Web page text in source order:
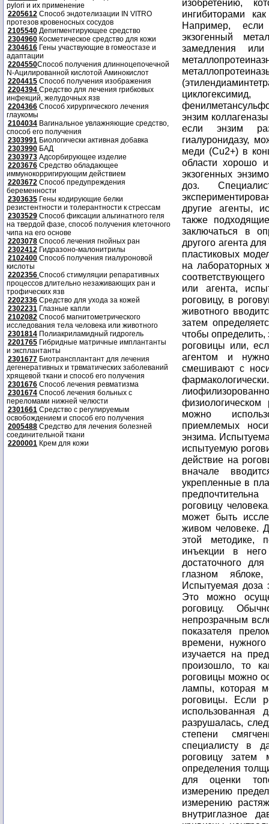
pylori и их применение
2205612 Способ эндотелизации IN VITRO
протезов кровеносных сосудов
2105540 Депигментирующее средство
2304960 Косметическое средство для кожи
2304616 Гены участвующие в гомеостазе и
адаптации
2204550Способ получения длинноцепочечной
N-Ацилированной кислотой Аминокислот
2204415 Способ получения изображения
2204394 Средство для лечения грибковых
инфекций, желудочных язв
2204366 Способ хирургического лечения
глаукомы
2104034 Вагинальное увлажняющие средство,
способ его получения
2303991 Биологически активная добавка
2303990 БАД
2303973 Адсорбирующее изделие
2203676 Средство обладающее
иммунокорригирующим действием
2203672 Способ предупреждения
беременности
2303635 Гены кодирующие белки
резистентности и толерантности к стрессам
2303529 Способ фиксации альгинатного геля
на твердой фазе, способ получения клеточного
чипа на его основе
2203078 Способ лечения гнойных ран
2302412 Гидразоно-малонитрилы
2102400 Способ получения гиалуроновой
кислоты
2202356 Способ стимуляции репаративных
процессов длительно незаживающих ран и
трофических язв
2202336 Средство для ухода за кожей
2302231 Глазные капли
2102082 Способ магнитометрического
исследования тела человека или животного
2301814 Полиакриламидный гидрогель
2201765 Гибридные матричные имплантанты
и эксплантанты
2301677 Биотрансплантант для лечения
дегенеративных и трвматических заболеваний
хрящевой ткани и способ его получения
2301676 Способ лечения ревматизма
2301674 Способ лечения больных с
переломами нижней челюсти
2301661 Средство с регулируемым
освобождением и способ его получения
2005488 Средство для лечения болезней
соединительной ткани
2200001 Крем для кожи